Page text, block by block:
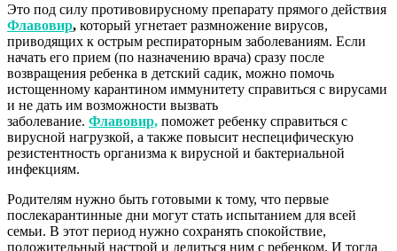
Это под силу противовирусному препарату прямого действия
Флавовир, который угнетает размножение вирусов,
приводящих к острым респираторным заболеваниям. Если
начать его прием (по назначению врача) сразу после
возвращения ребенка в детский садик, можно помочь
истощенному карантином иммунитету справиться с вирусами
и не дать им возможности вызвать
заболевание. Флавовир, поможет ребенку справиться с
вирусной нагрузкой, а также повысит неспецифическую
резистентность организма к вирусной и бактериальной
инфекциям.
Родителям нужно быть готовыми к тому, что первые
послекарантинные дни могут стать испытанием для всей
семьи. В этот период нужно сохранять спокойствие,
положительный настрой и делиться ним с ребенком. И тогда